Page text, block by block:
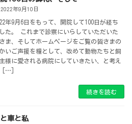
2022年9月10日
年9月6日をもって、開院して100日が経ち
た。 これまで診察にいらしていただいた
ま、そしてホームページをご覧の皆さまの
いご声援を糧として、改めて動物たちと飼
様に愛される病院にしていきたい、と考え
[…]
続きを読む
車と私